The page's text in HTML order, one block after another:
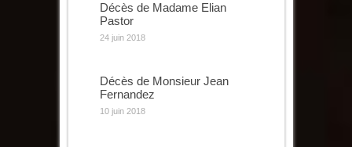
Décès de Madame Elian
Pastor
24 juin 2018
Décès de Monsieur Jean
Fernandez
10 juin 2018